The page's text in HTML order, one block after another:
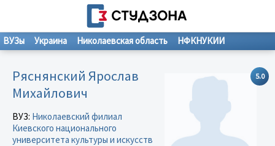
ВУЗы Украина Николаевская область НФКНУКИИ
5.0
Ряснянский Ярослав
Михайлович
ВУЗ: Николаевский филиал
Киевского национального
университета культуры и искусств